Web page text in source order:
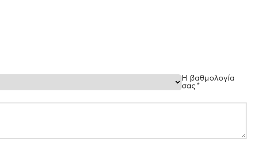
Η βαθμολογία
σας *